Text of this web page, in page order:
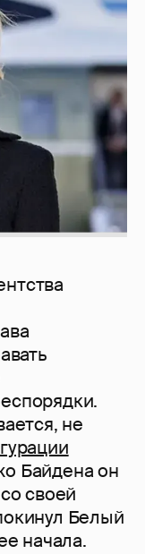
не
Байдена он
своей
Белый
начала.